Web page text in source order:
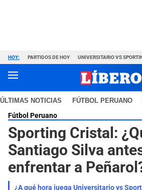
HOY: PARTIDOS DE HOY UNIVERSITARIO VS
ÚLTIMAS NOTICIAS FÚTBOL PERUANO
Fútbol Peruano
Sporting Cristal:
Santiago Silva
enfrentar a